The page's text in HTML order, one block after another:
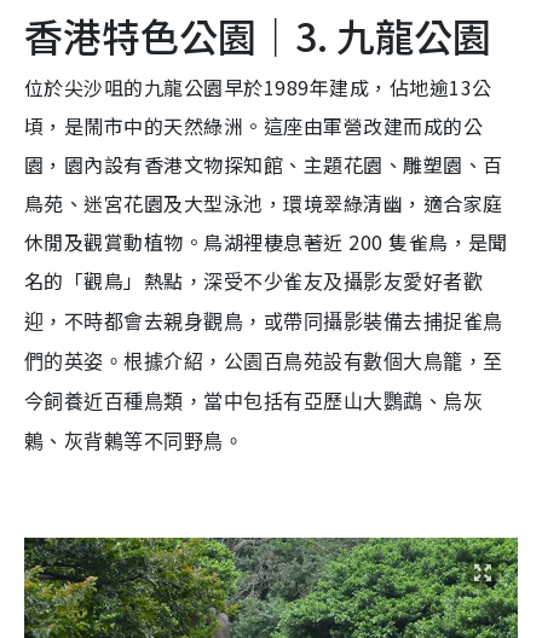
香港特色公園｜3. 九龍公園
位於尖沙咀的九龍公園早於1989年建成，佔地逾13公
頃，是鬧市中的天然綠洲。這座由軍營改建而成的公
園，園內設有香港文物探知館、主題花園、雕塑園、百
鳥苑、迷宮花園及大型泳池，環境翠綠清幽，適合家庭
休閒及觀賞動植物。鳥湖裡棲息著近 200 隻雀鳥，是聞
名的「觀鳥」熱點 ，深受不少雀友及攝影友愛好者歡
迎，不時都會去親身觀鳥，或帶同攝影裝備去捕捉雀鳥
們的英姿。根據介紹，公園百鳥苑設有數個大鳥籠，至
今飼養近百種鳥類，當中包括有亞歷山大鸚鵡、烏灰
鶇、灰背鶇等不同野鳥。